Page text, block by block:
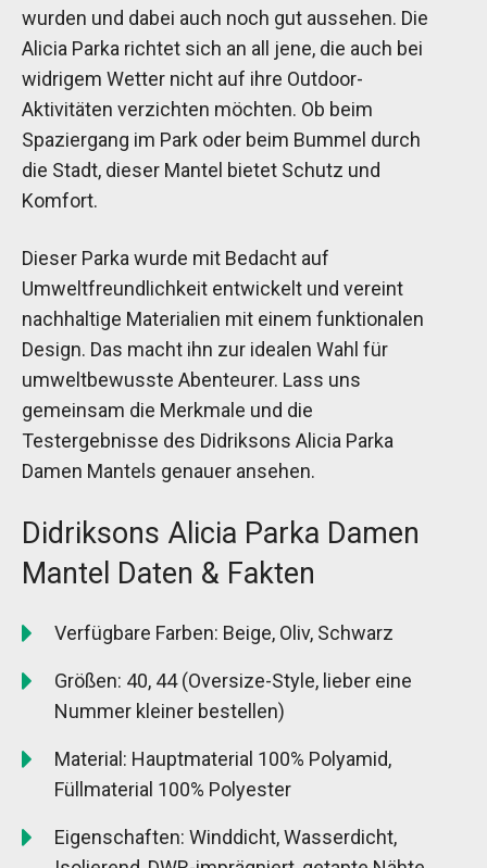
wurden und dabei auch noch gut aussehen. Die
Alicia Parka richtet sich an all jene, die auch bei
widrigem Wetter nicht auf ihre Outdoor-
Aktivitäten verzichten möchten. Ob beim
Spaziergang im Park oder beim Bummel durch
die Stadt, dieser Mantel bietet Schutz und
Komfort.
Dieser Parka wurde mit Bedacht auf
Umweltfreundlichkeit entwickelt und vereint
nachhaltige Materialien mit einem funktionalen
Design. Das macht ihn zur idealen Wahl für
umweltbewusste Abenteurer. Lass uns
gemeinsam die Merkmale und die
Testergebnisse des Didriksons Alicia Parka
Damen Mantels genauer ansehen.
Didriksons Alicia Parka Damen
Mantel Daten & Fakten
Verfügbare Farben: Beige, Oliv, Schwarz
Größen: 40, 44 (Oversize-Style, lieber eine
Nummer kleiner bestellen)
Material: Hauptmaterial 100% Polyamid,
Füllmaterial 100% Polyester
Eigenschaften: Winddicht, Wasserdicht,